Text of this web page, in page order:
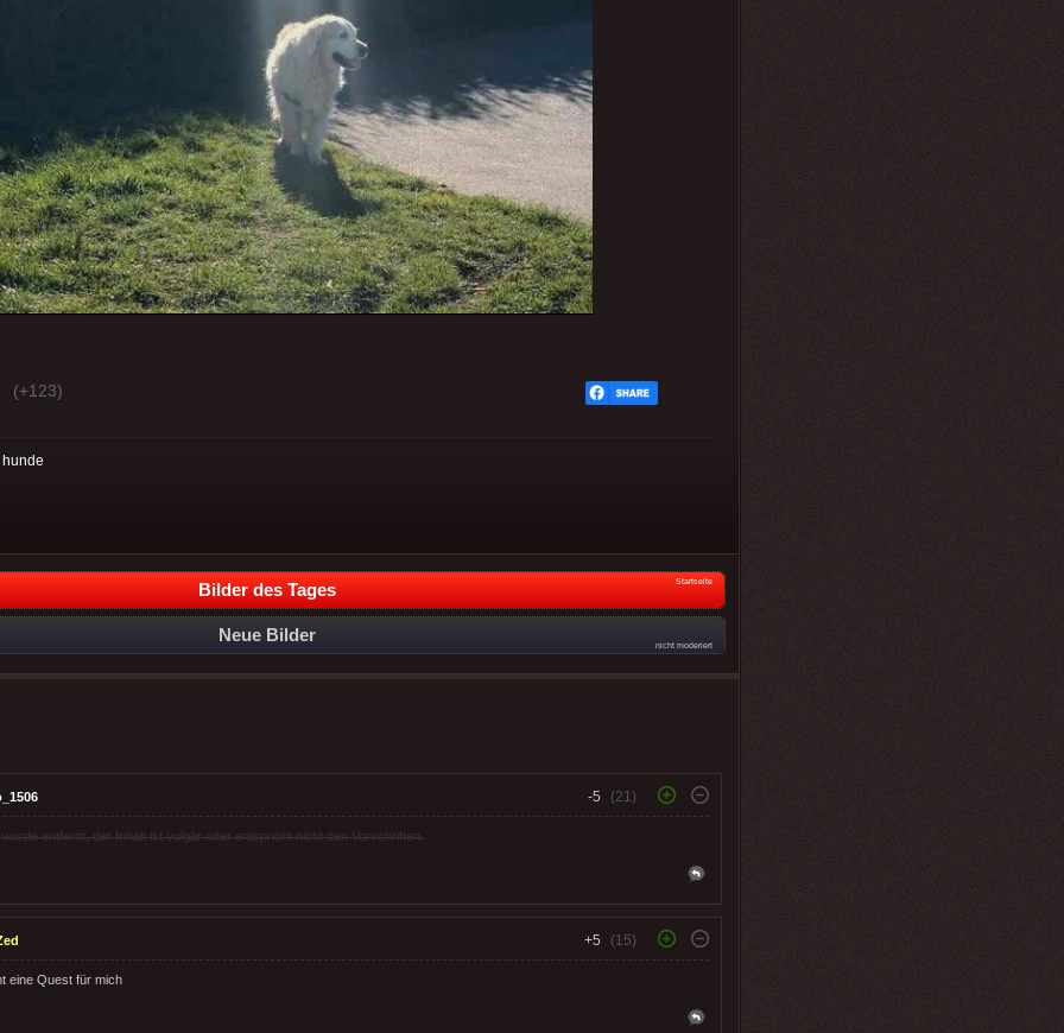
(+123)
hunde
Bilder des Tages Startseite
Neue Bilder
nicht moderiert
-5 (21)
entfernt, der Inhalt ist vulgär oder entspricht nicht den Vorschriften.
+5 (15)
eine Quest für mich